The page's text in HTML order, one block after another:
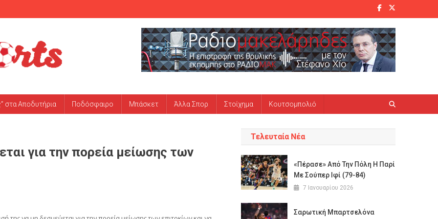
στα Αποδυτήρια Ποδόσφαιρο Μπάσκετ Άλλα Σπορ Στοίχημα Κουτσομπολιό
για την πορεία μείωσης των
Τελευταία Νέα
«Πέρασε» Από Την Πόλη Η Παρί
Με Σούπερ Ιφί (79-84)
7 Ιανουαρίου 2026
Σαρωτική Μπαρτσελόνα